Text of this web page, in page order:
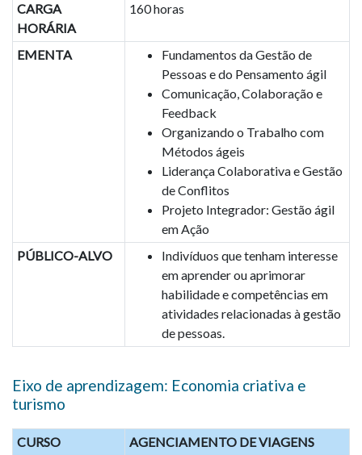
CARGA
HORÁRIA
160 horas
EMENTA
Fundamentos da Gestão de
Pessoas e do Pensamento ágil
Comunicação, Colaboração e
Feedback
Organizando o Trabalho com
Métodos ágeis
Liderança Colaborativa e Gestão
de Conflitos
Projeto Integrador: Gestão ágil
em Ação
PÚBLICO-ALVO
Indivíduos que tenham interesse
em aprender ou aprimorar
habilidade e competências em
atividades relacionadas à gestão
de pessoas.
Eixo de aprendizagem: Economia criativa e
turismo
CURSO
AGENCIAMENTO DE VIAGENS